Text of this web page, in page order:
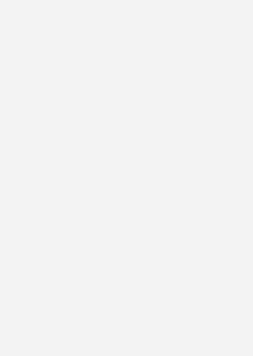
bin ich damit einverstanden, über
und eine Abmeldung ist
Umgang mit Daten finden Sie